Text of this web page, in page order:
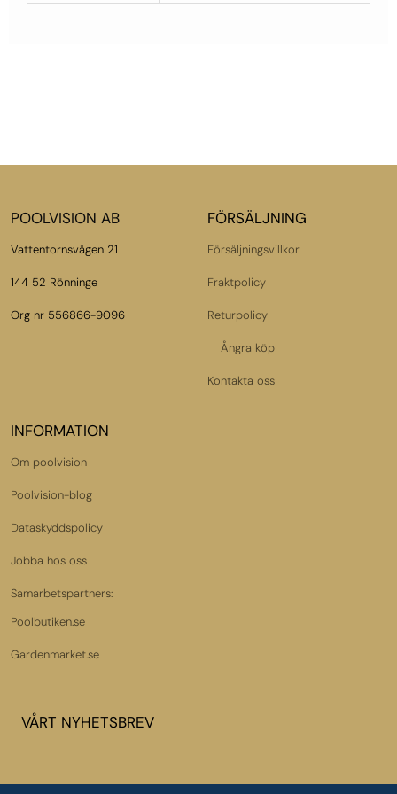
POOLVISION AB
Vattentornsvägen 21
144 52 Rönninge
Org nr 556866-9096
FÖRSÄLJNING
Försäljningsvillkor
Fraktpolicy
Returpolicy
Ångra köp
Kontakta oss
INFORMATION
Om poolvision
Poolvision-blog
Dataskyddspolicy
Jobba hos oss
Samarbetspartners:
Poolbutiken.se
Gardenmarket.se
VÅRT NYHETSBREV